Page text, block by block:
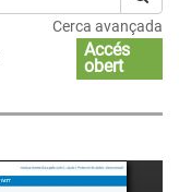
Cerca avançada
Accés
obert